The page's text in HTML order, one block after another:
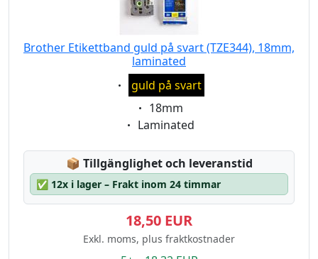
Brother Etikettband guld på svart (TZE344), 18mm,
laminated
Eigenschaft:
guld på svart
Eigenschaft:
18mm
Eigenschaft:
Laminated
📦 Lagerstatus:
Tillgänglighet och leveranstid
✅ 12x i lager – Frakt inom 24 timmar
18,50 EUR
Exkl. moms, plus fraktkostnader